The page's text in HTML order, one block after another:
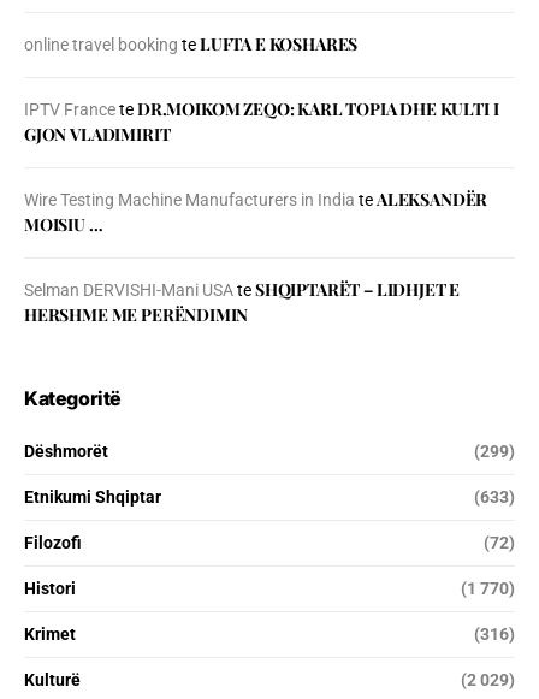
online travel booking teLUFTA E KOSHARES
IPTV FranceteDR.MOIKOM ZEQO: KARL TOPIA DHE KULTI I
GJON VLADIMIRIT
Wire Testing Machine Manufacturers in India teALEKSANDËR
MOISIU …
Selman DERVISHI-Mani USAteSHQIPTARËT – LIDHJET E
HERSHME ME PERËNDIMIN
Kategoritë
Dëshmorët (299)
Etnikumi Shqiptar (633)
Filozofi (72)
Histori (1 770)
Krimet (316)
Kulturë (2 029)